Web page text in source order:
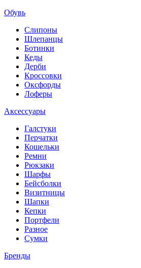
Обувь
Слипоны
Шлепанцы
Ботинки
Кеды
Дерби
Кроссовки
Оксфорды
Лоферы
Аксессуары
Галстуки
Перчатки
Кошельки
Ремни
Рюкзаки
Шарфы
Бейсболки
Визитницы
Шапки
Кепки
Портфели
Разное
Сумки
Бренды